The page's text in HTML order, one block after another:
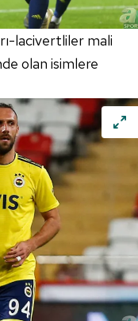
lacivertliler mali
olan isimlere